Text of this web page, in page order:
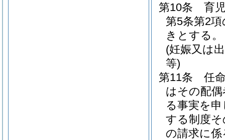
第10条
育
第5条第2
きとする。
(妊娠又は
等)
第11条
任
はその配
る事実を
する制度
の請求に